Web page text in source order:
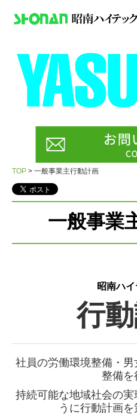
NEWS
会社案内
業務案内
採用情報
中途採用
社員インタビュー
健康経営への取組
TOP 一般事業主行動計画
一般事業
昭南ハ
行
社員の労働環境整備・
整備を
持続可能な地域社会の
うに行動計画を